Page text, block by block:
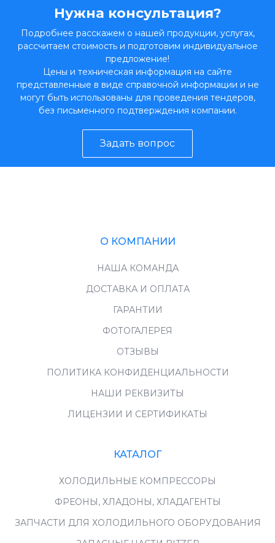
Нужна консультация?
Подробнее расскажем о нашей продукции, услугах,
рассчитаем стоимость и подготовим индивидуальное
предложение!
Цены и техническая информация на сайте
представленные в виде справочной информации и не
могут быть использованы для проведения тендеров,
без письменного подтверждения компании.
Задать вопрос
О КОМПАНИИ
НАША КОМАНДА
ДОСТАВКА И ОПЛАТА
ГАРАНТИИ
ФОТОГАЛЕРЕЯ
ОТЗЫВЫ
ПОЛИТИКА КОНФИДЕНЦИАЛЬНОСТИ
НАШИ РЕКВИЗИТЫ
ЛИЦЕНЗИИ И СЕРТИФИКАТЫ
КАТАЛОГ
ХОЛОДИЛЬНЫЕ КОМПРЕССОРЫ
ФРЕОНЫ, ХЛАДОНЫ, ХЛАДАГЕНТЫ
ЗАПЧАСТИ ДЛЯ ХОЛОДИЛЬНОГО ОБОРУДОВАНИЯ